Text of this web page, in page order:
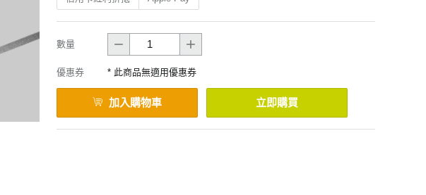
數量
優惠券 * 此商品無適用優惠券
加入購物車 立即購買